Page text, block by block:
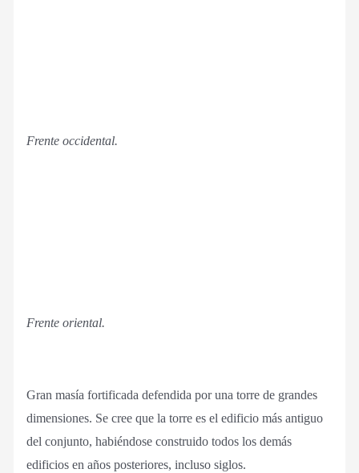
Frente occidental.
Frente oriental.
Gran masía fortificada defendida por una torre de grandes
dimensiones. Se cree que la torre es el edificio más antiguo
del conjunto, habiéndose construido todos los demás
edificios en años posteriores, incluso siglos.